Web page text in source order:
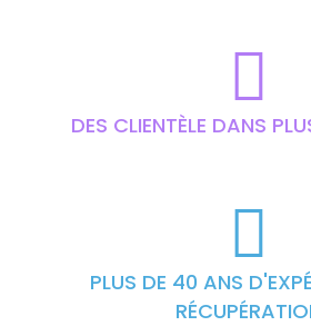
DES CLIENTÈLE DANS
PLUS DE 40 ANS